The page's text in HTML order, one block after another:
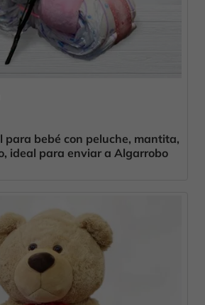
para bebé con peluche, mantita,
ideal para enviar a Algarrobo